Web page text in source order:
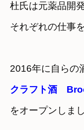
杜氏は元薬品開
それぞれの仕事
2016年に自らの
クラフト酒　
をオープンしま